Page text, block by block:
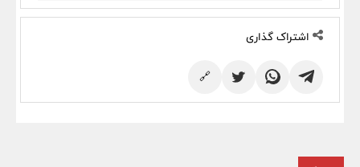
اشتراک گذاری
🔗